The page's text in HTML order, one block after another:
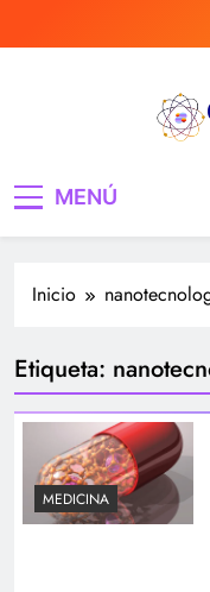
al
de
MENÚ
Inicio
Etiqueta:
MEDICINA